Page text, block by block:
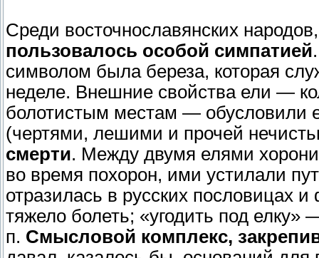
Среди восточнославянских
пользовалось особой симпатией
символом была береза, которая
неделе. Внешние свойства ели —
болотистым местам — обусловили
(чертями, лешими и прочей
смерти. Между двумя елями
во время похорон, ими устилали
отразилась в русских пословицах
тяжело болеть; «угодить под
п. Смысловой комплекс,